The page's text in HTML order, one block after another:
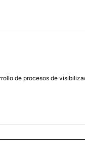
de procesos de